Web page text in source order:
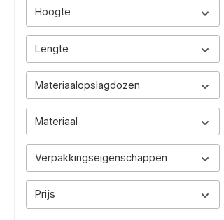
Hoogte
Lengte
Materiaalopslagdozen
Materiaal
Verpakkingseigenschappen
Prijs